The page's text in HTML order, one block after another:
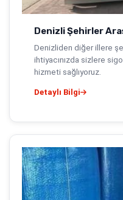
Denizli Şehirler
Denizliden diğer illere
ihtiyacınızda sizlere
hizmeti sağlıyoruz.
Detaylı Bilgi